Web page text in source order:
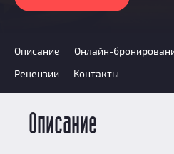
Описание Онлайн-
Рецензии Контакты
Описание